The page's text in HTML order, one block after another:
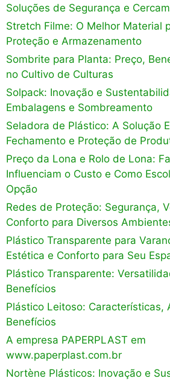
Soluções de Segurança e
Stretch Filme: O Melhor Material
Proteção e Armazenamento
Sombrite para Planta: Preço,
no Cultivo de Culturas
Solpack: Inovação e
Embalagens e Sombreamento
Seladora de Plástico: A Solução
Fechamento e Proteção de
Preço da Lona e Rolo de Lona:
Influenciam o Custo e Como
Opção
Redes de Proteção: Segurança,
Conforto para Diversos
Plástico Transparente para
Estética e Conforto para Seu
Plástico Transparente:
Benefícios
Plástico Leitoso: Características,
Benefícios
A empresa PAPERPLAST em
www.paperplast.com.br
Nortène Plásticos: Inovação e